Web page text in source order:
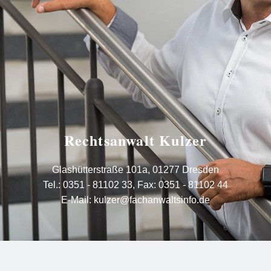
Rechtsanwalt Kulzer
Glashütterstraße 101a, 01277 Dresden
Tel.: 0351 - 81102 33, Fax: 0351 - 81102 44
E-Mail: kulzer@fachanwaltsinfo.de